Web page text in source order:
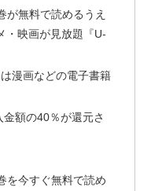
が無料で読めるうえ
・映画が見放題『U-
漫画などの電子書籍
額の40％が還元さ
を今すぐ無料で読め